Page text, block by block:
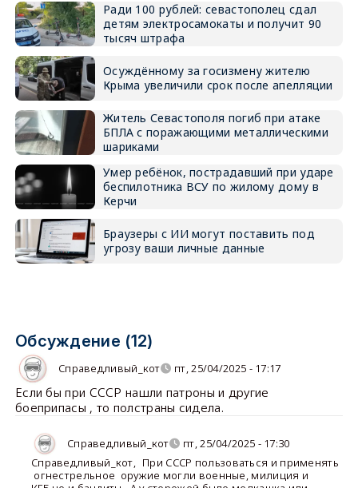
Ради 100 рублей: севастополец сдал
детям электросамокаты и получит 90
тысяч штрафа
Осуждённому за госизмену жителю
Крыма увеличили срок после апелляции
Житель Севастополя погиб при атаке
БПЛА с поражающими металлическими
шариками
Умер ребёнок, пострадавший при ударе
беспилотника ВСУ по жилому дому в
Керчи
Браузеры с ИИ могут поставить под
угрозу ваши личные данные
Обсуждение (12)
Справедливый_кот пт, 25/04/2025 - 17:17
Если бы при СССР нашли патроны и другие
боеприпасы , то полстраны сидела.
Справедливый_кот
пт, 25/04/2025 - 17:30
Справедливый_кот
При СССР пользоваться и применять
огнестрельное оружие могли военные, милиция и